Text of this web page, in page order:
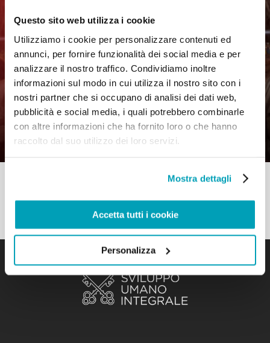
Questo sito web utilizza i cookie
Utilizziamo i cookie per personalizzare contenuti ed
annunci, per fornire funzionalità dei social media e per
analizzare il nostro traffico. Condividiamo inoltre
informazioni sul modo in cui utilizza il nostro sito con i
nostri partner che si occupano di analisi dei dati web,
pubblicità e social media, i quali potrebbero combinarle
con altre informazioni che ha fornito loro o che hanno
raccolto dal suo utilizzo dei loro servizi.
Mostra dettagli
Accetta tutti i cookie
Personalizza
24 Agosto 2021 | ByMr_admin | 0
Comments |
Fratelli Tutti – Costituirci in un noi che